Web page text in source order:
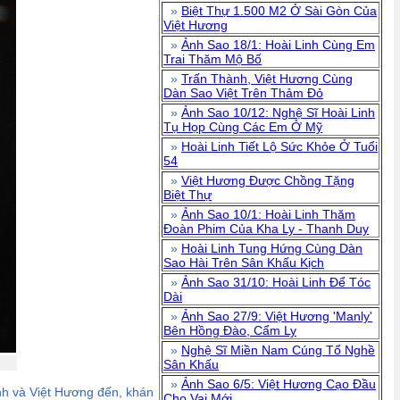
và Việt Hương đến, khán
» Biệt Thự 1.500 M2 Ở Sài Gòn Của
Việt Hương
» Ảnh Sao 18/1: Hoài Linh Cùng Em
Trai Thăm Mộ Bố
» Trấn Thành, Việt Hương Cùng
Dàn Sao Việt Trên Thảm Đỏ
» Ảnh Sao 10/12: Nghệ Sĩ Hoài Linh
Tụ Họp Cùng Các Em Ở Mỹ
» Hoài Linh Tiết Lộ Sức Khỏe Ở Tuổi
54
» Việt Hương Được Chồng Tặng
Biệt Thự
» Ảnh Sao 10/1: Hoài Linh Thăm
Đoàn Phim Của Kha Ly - Thanh Duy
» Hoài Linh Tung Hứng Cùng Dàn
Sao Hài Trên Sân Khấu Kịch
» Ảnh Sao 31/10: Hoài Linh Để Tóc
Dài
» Ảnh Sao 27/9: Việt Hương 'Manly'
Bên Hồng Đào, Cẩm Ly
» Nghệ Sĩ Miền Nam Cúng Tổ Nghề
Sân Khấu
» Ảnh Sao 6/5: Việt Hương Cạo Đầu